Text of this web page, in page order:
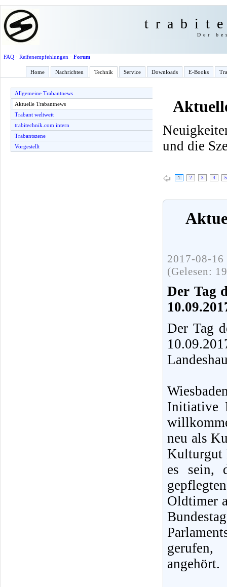
Der
FAQ· Reifenempfehlungen · Forum
Home Nachrichten Technik Service Downloads E-Books
Allgemeine Trabantnews
Aktuelle Trabantnews
Trabant weltweit
trabitechnik.com intern
Trabantszene
Vorgestellt
und die
1 2 3 4 5
2017-08-
(Gelesen:
Der Tag
Der Tag
Initiative
neu als
Kulturgut
es sein,
Oldtimer
angehört.